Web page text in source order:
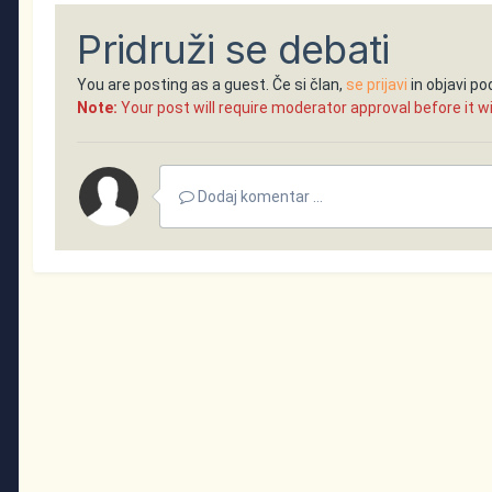
Pridruži se debati
You are posting as a guest. Če si član, se prijavi in objavi
Note: Your post will require moderator approval before it
Dodaj komentar ...